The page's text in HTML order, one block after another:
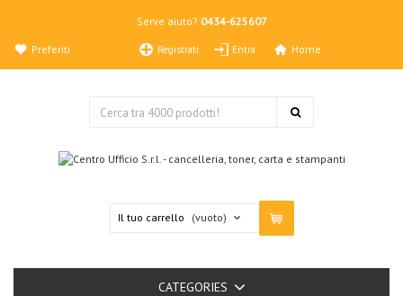
Serve aiuto? 0434-625607
Registrati Entra
Preferiti Home
Il tuo carrello (vuoto)
CATEGORIES